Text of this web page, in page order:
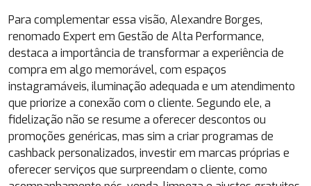
Para complementar essa visão, Alexandre Borges,
renomado Expert em Gestão de Alta Performance,
destaca a importância de transformar a experiência de
compra em algo memorável, com espaços
instagramáveis, iluminação adequada e um atendimento
que priorize a conexão com o cliente. Segundo ele, a
fidelização não se resume a oferecer descontos ou
promoções genéricas, mas sim a criar programas de
cashback personalizados, investir em marcas próprias e
oferecer serviços que surpreendam o cliente, como